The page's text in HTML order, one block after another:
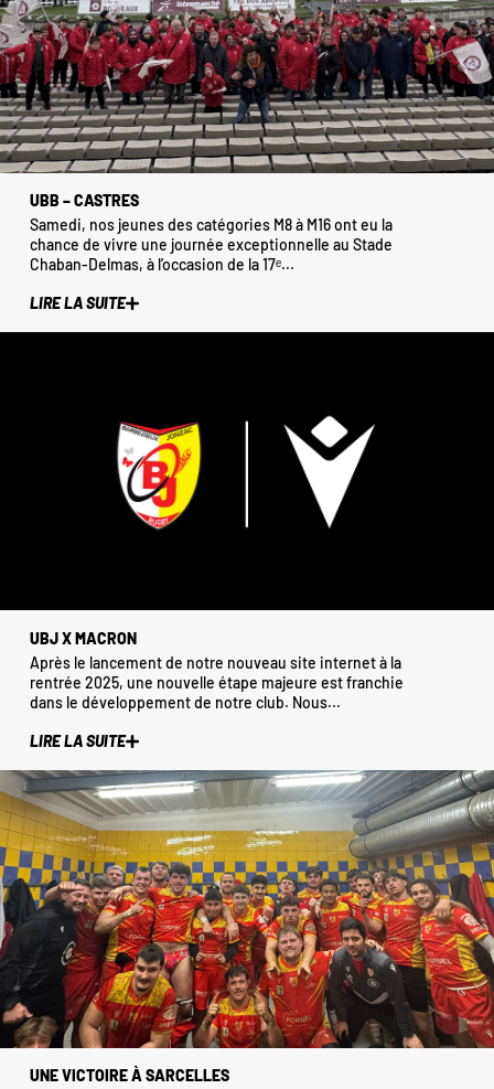
UBB – CASTRES
Samedi, nos jeunes des catégories M8 à M16 ont eu la
chance de vivre une journée exceptionnelle au Stade
Chaban-Delmas, à l’occasion de la 17ᵉ...
LIRE LA SUITE
UBJ X MACRON
Après le lancement de notre nouveau site internet à la
rentrée 2025, une nouvelle étape majeure est franchie
dans le développement de notre club. Nous...
LIRE LA SUITE
UNE VICTOIRE À SARCELLES